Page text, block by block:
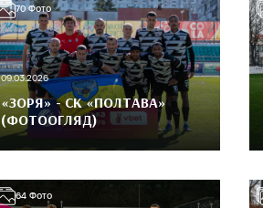
70Фото
09.03.2026
«ЗОРЯ» - СК «ПОЛТАВА»
(ФОТООГЛЯД)
64 Фото